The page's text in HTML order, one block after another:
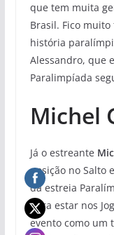
que tem muita
Brasil. Fico
história
Alessandro, que
Paralimpíada
Michel
Já o estreante
posição no Salto
da estreia
para estar nos
evento como um